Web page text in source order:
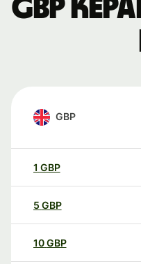
GBP
GBP
1 GBP
5 GBP
10GBP